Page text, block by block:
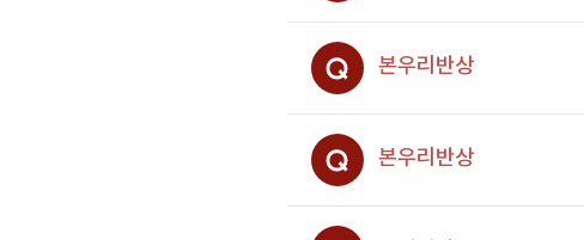
본우리반상
본우리반상